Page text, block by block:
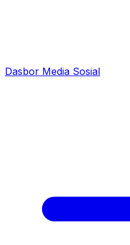
Dasbor Media Sosial